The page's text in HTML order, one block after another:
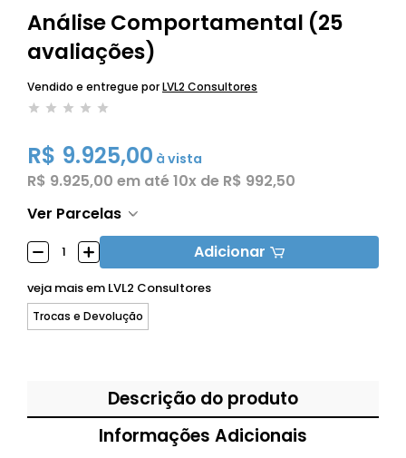
Análise Comportamental (25
avaliações)
Vendido e entregue porLVL2 Consultores
R$ 9.925,00 à vista
R$ 9.925,00 em até10x de R$ 992,50
Ver Parcelas
Adicionar
veja mais em LVL2 Consultores
Trocas e Devolução
Descrição do produto
Informações Adicionais